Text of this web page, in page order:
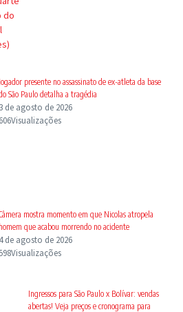
do
Jogador presente no assassinato de ex-atleta da base
São Paulo detalha a tragédia
3 de agosto de 2026
606Visualizações
mostra momento em que Nicolas atropela
homem que acabou morrendo no acidente
4 de agosto de 2026
Ingressos para São Paulo x Bolívar: vendas
abertas! Veja preços e cronograma para